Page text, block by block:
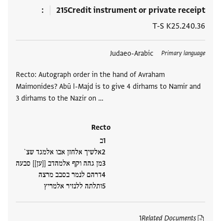
215Credit instrument or private receipt
T-S K25.240.36
Primary language
Judaeo-Arabic
Recto: Autograph order in the hand of Avraham
Maimonides? Abū l-Majd is to give 4 dirhams to Namir and
3 dirhams to the Nazir on …
Recto
ב
אלשיך אלחזן אבו אלמגד שצ`
מן גהה וקף אלמהדב [[ען]] סבעה
דרהם לנמר בסבב מרצה
ותלתה ללנזיר אלמריץ
Related Documents
1
العلامات